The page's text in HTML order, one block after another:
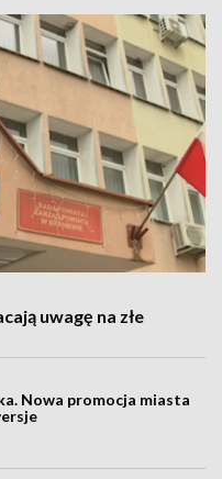
uwagę na złe
Nowa promocja miasta